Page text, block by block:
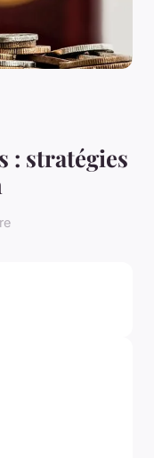
: stratégies